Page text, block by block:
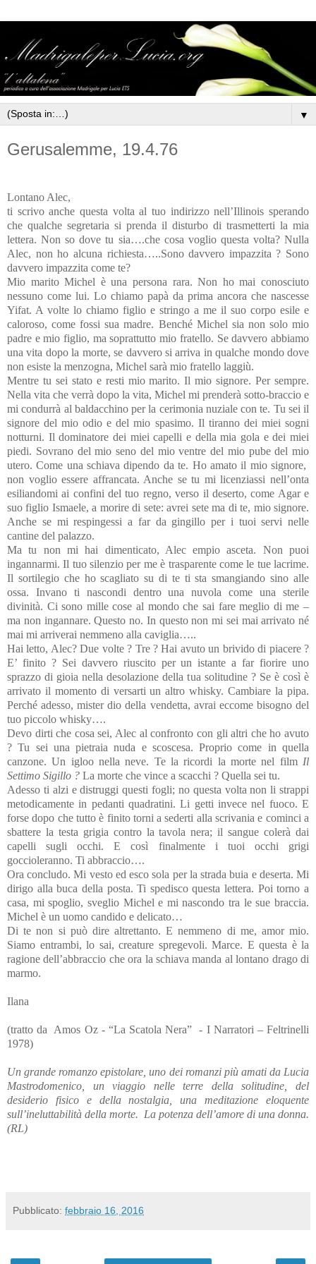
▼
Gerusalemme, 19.4.76
Lontano Alec,
ti scrivo anche questa volta al tuo indirizzo nell’Illinois sperando
che qualche segretaria si prenda il disturbo di trasmetterti la mia
lettera. Non so dove tu sia….che cosa voglio questa volta? Nulla
Alec, non ho alcuna richiesta…..Sono davvero impazzita ? Sono
davvero impazzita come te?
Mio marito Michel è una persona rara. Non ho mai conosciuto
nessuno come lui. Lo chiamo papà da prima ancora che nascesse
Yifat. A volte lo chiamo figlio e stringo a me il suo corpo esile e
caloroso, come fossi sua madre. Benché Michel sia non solo mio
padre e mio figlio, ma soprattutto mio fratello. Se davvero abbiamo
una vita dopo la morte, se davvero si arriva in qualche mondo dove
non esiste la menzogna, Michel sarà mio fratello laggiù.
Mentre tu sei stato e resti mio marito. Il mio signore. Per sempre.
Nella vita che verrà dopo la vita, Michel mi prenderà sotto-braccio e
mi condurrà al baldacchino per la cerimonia nuziale con te. Tu sei il
signore del mio odio e del mio spasimo. Il tiranno dei miei sogni
notturni. Il dominatore dei miei capelli e della mia gola e dei miei
piedi. Sovrano del mio seno del mio ventre del mio pube del mio
utero. Come una schiava dipendo da te. Ho amato il mio signore,
non voglio essere affrancata. Anche se tu mi licenziassi nell’onta
esiliandomi ai confini del tuo regno, verso il deserto, come Agar e
suo figlio Ismaele, a morire di sete: avrei sete ma di te, mio signore.
Anche se mi respingessi a far da gingillo per i tuoi servi nelle
cantine del palazzo.
Ma tu non mi hai dimenticato, Alec empio asceta. Non puoi
ingannarmi. Il tuo silenzio per me è trasparente come le tue lacrime.
Il sortilegio che ho scagliato su di te ti sta smangiando sino alle
ossa. Invano ti nascondi dentro una nuvola come una sterile
divinità. Ci sono mille cose al mondo che sai fare meglio di me –
ma non ingannare. Questo no. In questo non mi sei mai arrivato né
mai mi arriverai nemmeno alla caviglia…..
Hai letto, Alec? Due volte ? Tre ? Hai avuto un brivido di piacere ?
E’ finito ? Sei davvero riuscito per un istante a far fiorire uno
sprazzo di gioia nella desolazione della tua solitudine ? Se è così è
arrivato il momento di versarti un altro whisky. Cambiare la pipa.
Perché adesso, mister dio della vendetta, avrai eccome bisogno del
tuo piccolo whisky….
Devo dirti che cosa sei, Alec al confronto con gli altri che ho avuto
? Tu sei una pietraia nuda e scoscesa. Proprio come in quella
canzone. Un igloo nella neve. Te la ricordi la morte nel film Il
Settimo Sigillo ? La morte che vince a scacchi ? Quella sei tu.
Adesso ti alzi e distruggi questi fogli; no questa volta non li strappi
metodicamente in pedanti quadratini. Li getti invece nel fuoco. E
forse dopo che tutto è finito torni a sederti alla scrivania e cominci a
sbattere la testa grigia contro la tavola nera; il sangue colerà dai
capelli sugli occhi. E così finalmente i tuoi occhi grigi
goccioleranno. Ti abbraccio….
Ora concludo. Mi vesto ed esco sola per la strada buia e deserta. Mi
dirigo alla buca della posta. Ti spedisco questa lettera. Poi torno a
casa, mi spoglio, sveglio Michel e mi nascondo tra le sue braccia.
Michel è un uomo candido e delicato…
Di te non si può dire altrettanto. E nemmeno di me, amor mio.
Siamo entrambi, lo sai, creature spregevoli. Marce. E questa è la
ragione dell’abbraccio che ora la schiava manda al lontano drago di
marmo.
Ilana
(tratto da Amos Oz - “La Scatola Nera”
- I Narratori – Feltrinelli
1978)
Un grande romanzo epistolare, uno dei romanzi più amati da Lucia
Mastrodomenico, un viaggio nelle terre della solitudine, del
desiderio fisico e della nostalgia, una meditazione eloquente
sull’ineluttabilità della morte. La potenza dell’amore di una donna.
(RL)
Pubblicato: febbraio 16, 2016